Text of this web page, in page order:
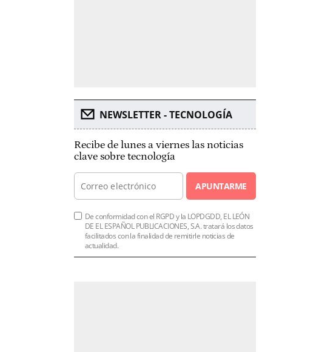
NEWSLETTER - TECNOLOGÍA
Recibe de lunes a viernes las noticias
clave sobre tecnología
APUNTARME
De conformidad con el RGPD y la LOPDGDD, EL LEÓN
DE EL ESPAÑOL PUBLICACIONES, S.A. tratará los datos
facilitados con la finalidad de remitirle noticias de
actualidad.